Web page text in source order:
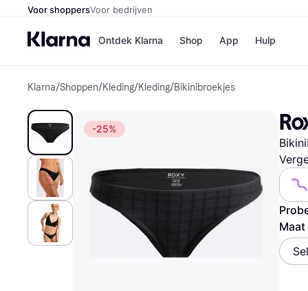
Voor shoppersVoor bedrijven
Ontdek Klarna Shop
Bol
H&M
App Hulp
Klarna/Shoppen/Kleding/Kleding/Bikinibroekjes
-25%